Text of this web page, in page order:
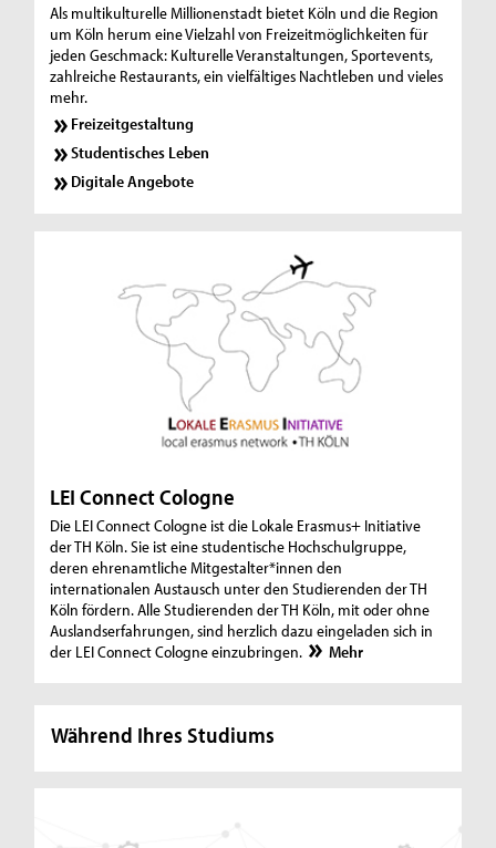
Als multikulturelle Millionenstadt bietet Köln und die Region
um Köln herum eine Vielzahl von Freizeitmöglichkeiten für
jeden Geschmack: Kulturelle Veranstaltungen, Sportevents,
zahlreiche Restaurants, ein vielfältiges Nachtleben und vieles
mehr.
Freizeitgestaltung
Studentisches Leben
Digitale Angebote
LEI Connect Cologne
Die LEI Connect Cologne ist die Lokale Erasmus+ Initiative
der TH Köln. Sie ist eine studentische Hochschulgruppe,
deren ehrenamtliche Mitgestalter*innen den
internationalen Austausch unter den Studierenden der TH
Köln fördern. Alle Studierenden der TH Köln, mit oder ohne
Auslandserfahrungen, sind herzlich dazu eingeladen sich in
der LEI Connect Cologne einzubringen.
Mehr
Während Ihres Studiums